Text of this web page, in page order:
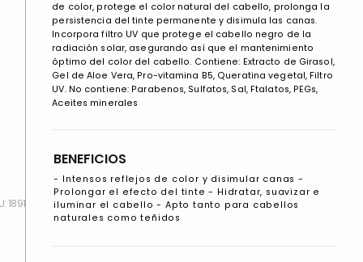
:1891
de color, protege el color natural del cabello, prolonga la
persistencia del tinte permanente y disimula las canas.
Incorpora filtro UV que protege el cabello negro de la
radiación solar, asegurando así que el mantenimiento
óptimo del color del cabello. Contiene: Extracto de Girasol,
Gel de Aloe Vera, Pro-vitamina B5, Queratina vegetal, Filtro
UV. No contiene: Parabenos, Sulfatos, Sal, Ftalatos, PEGs,
Aceites minerales
BENEFICIOS
- Intensos reflejos de color y disimular canas -
Prolongar el efecto del tinte - Hidratar, suavizar e
iluminar el cabello - Apto tanto para cabellos
naturales como teñidos